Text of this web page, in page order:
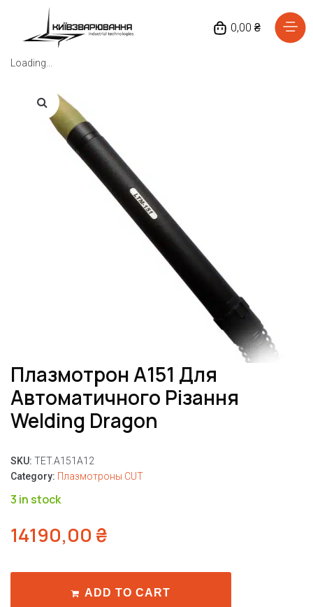
0,00 ₴
Loading...
Плазмотрон A151 Для
Автоматичного Різання
Welding Dragon
SKU: TET.A151A12
Category: Плазмотроны CUT
3 in stock
14190,00 ₴
ADD TO CART
Головна
Каталог товарів
Відгуки
Доставка та оплата
Повернення та обмін